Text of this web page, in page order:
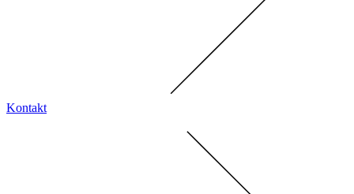
Kontakt